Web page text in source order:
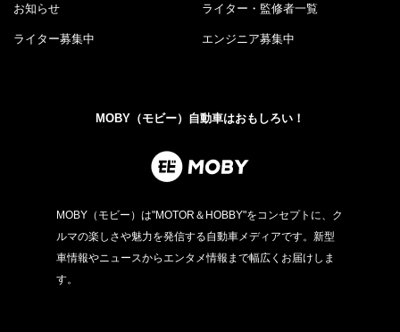
お知らせ ライター・監修者一覧
ライター募集中 エンジニア募集中
MOBY（モビー）自動車はおもしろい！
MOBY（モビー）は"MOTOR＆HOBBY"をコンセプトに、ク
ルマの楽しさや魅力を発信する自動車メディアです。新型
車情報やニュースからエンタメ情報まで幅広くお届けしま
す。